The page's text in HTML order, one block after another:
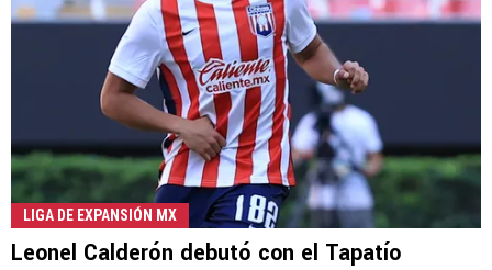
LIGA DE EXPANSIÓN MX
Leonel Calderón debutó con el Tapatío